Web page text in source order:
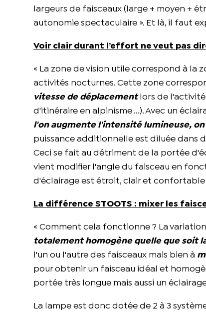
largeurs de faisceaux (large + moyen +
autonomie spectaculaire ». Et là, il faut
Voir clair durant l’effort ne veut pas
« La zone de vision utile correspond à la
activités nocturnes. Cette zone
vitesse de déplacementlors de l'activité
d'itinéraire en alpinisme ...). Avec un
l'on augmente l'intensité lumineuse,
puissance additionnelle est diluée dans
Ceci se fait au détriment de la portée
vient modifier l'angle du faisceau en
d'éclairage est étroit, clair et confortable
La différence STOOTS : mixer les
« Comment cela fonctionne ? La
totalement homogène quelle que soit
l'un ou l'autre des faisceaux mais bien à
pour obtenir un faisceau idéal et
portée très longue mais aussi un
La lampe est donc dotée de 2 à 3